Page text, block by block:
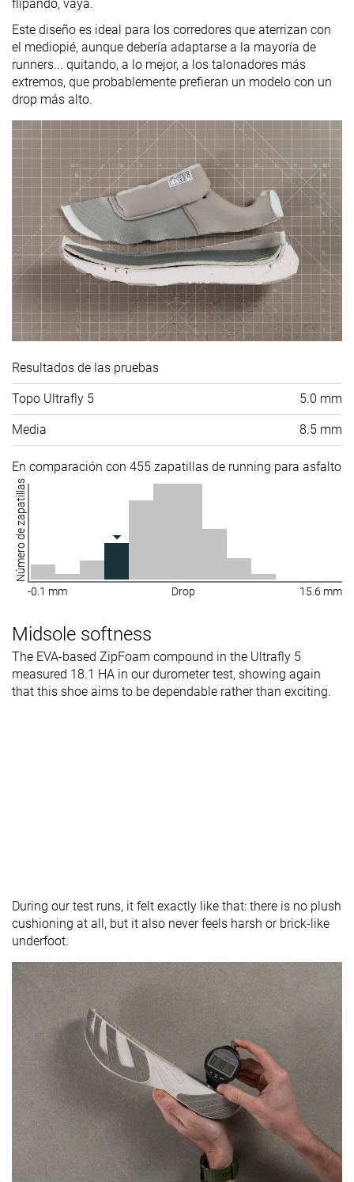
flipando, vaya.
Este diseño es ideal para los corredores que aterrizan con
el mediopié, aunque debería adaptarse a la mayoría de
runners... quitando, a lo mejor, a los talonadores más
extremos, que probablemente prefieran un modelo con un
drop más alto.
Resultados de las pruebas
Topo Ultrafly 5 5.0 mm
Media 8.5 mm
En comparación con 455 zapatillas de running para asfalto
Número de zapatillas
-0.1 mm Drop 15.6 mm
Midsole softness
The EVA-based ZipFoam compound in the Ultrafly 5
measured 18.1 HA in our durometer test, showing again
that this shoe aims to be dependable rather than exciting.
During our test runs, it felt exactly like that: there is no plush
cushioning at all, but it also never feels harsh or brick-like
underfoot.